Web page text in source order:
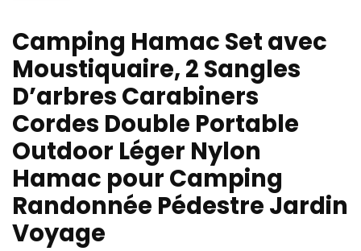
Camping Hamac Set avec
Moustiquaire, 2 Sangles
D’arbres Carabiners
Cordes Double Portable
Outdoor Léger Nylon
Hamac pour Camping
Randonnée Pédestre Jardin
Voyage